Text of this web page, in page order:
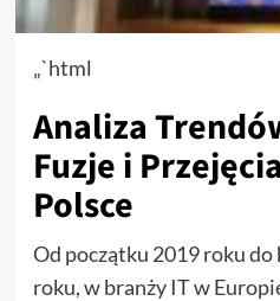
„`html
Analiza
Fuzje i
Polsce
Od początku 2019 roku do
roku, w branży IT w